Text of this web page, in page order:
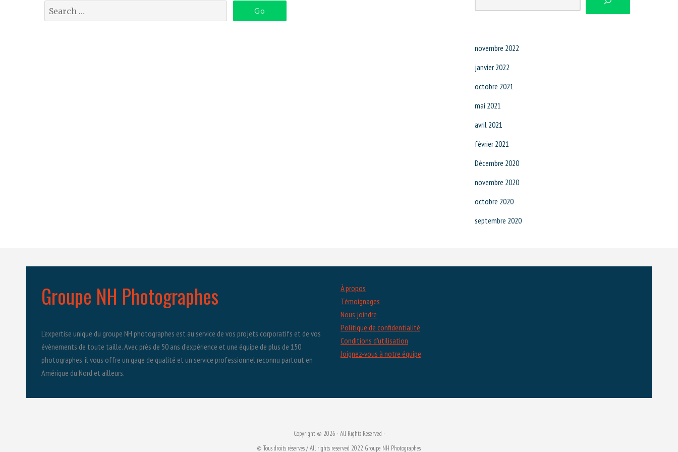
novembre 2022
janvier 2022
octobre 2021
mai 2021
avril 2021
février 2021
Décembre 2020
novembre 2020
octobre 2020
septembre 2020
Groupe NH Photographes
L’expertise unique du groupe NH photographes est au service de vos projets corporatifs et de vos
évènements de toute taille. Avec près de 50 ans d’expérience et une équipe de plus de 150
photographes, il vous offre un gage de qualité et un service professionnel reconnu partout en
Amérique du Nord et ailleurs.
À propos
Témoignages
Nous joindre
Politique de confidentialité
Conditions d'utilisation
Joignez-vous à notre équipe
Copyright © 2026 · All Rights Reserved ·
© Tous droits réservés / All rights reserved 2022 Groupe NH Photographes.